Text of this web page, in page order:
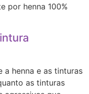
por henna 100%
a henna e as tinturas
as tinturas